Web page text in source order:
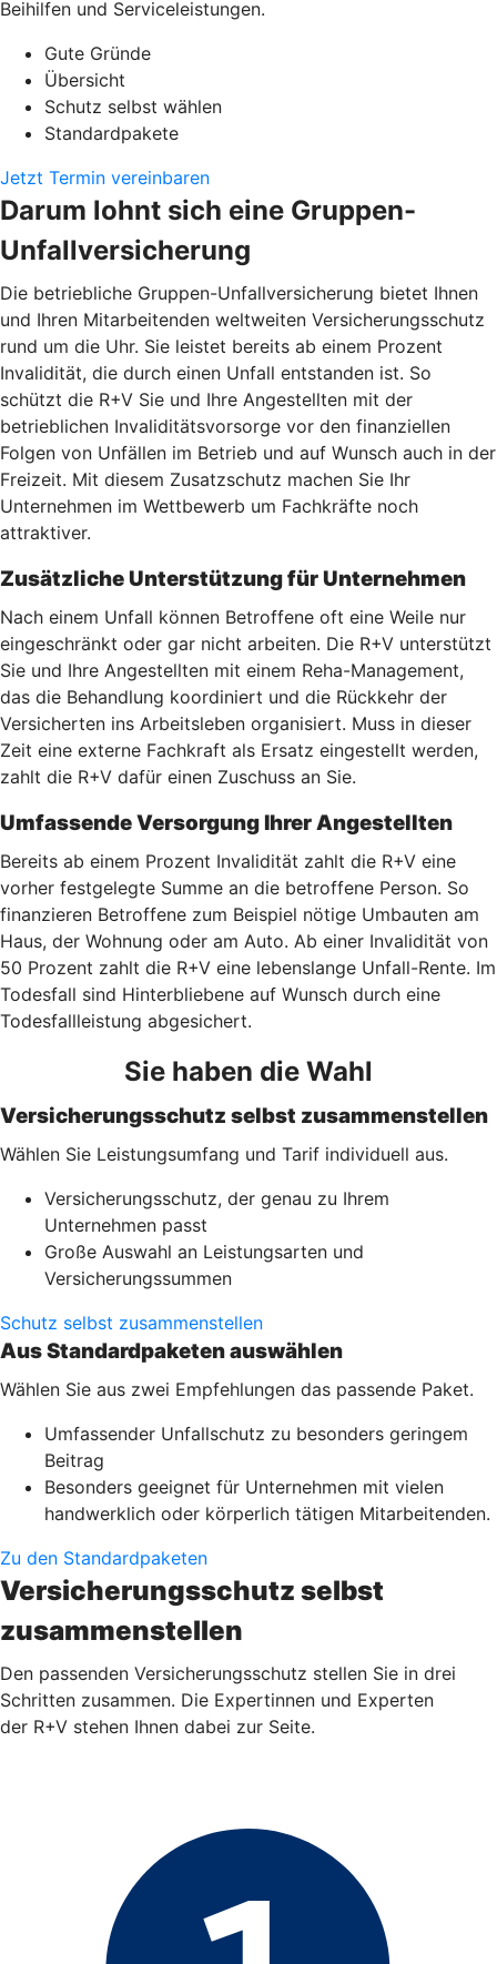
Beihilfen und Serviceleistungen.
Gute Gründe
Übersicht
Schutz selbst wählen
Standardpakete
Jetzt Termin vereinbaren
Darum lohnt sich eine Gruppen-
Unfallversicherung
Die betriebliche Gruppen-Unfallversicherung bietet Ihnen
und Ihren Mitarbeitenden weltweiten Versicherungsschutz
rund um die Uhr. Sie leistet bereits ab einem Prozent
Invalidität, die durch einen Unfall entstanden ist. So
schützt die R+V Sie und Ihre Angestellten mit der
betrieblichen Invaliditätsvorsorge vor den finanziellen
Folgen von Unfällen im Betrieb und auf Wunsch auch in der
Freizeit. Mit diesem Zusatzschutz machen Sie Ihr
Unternehmen im Wettbewerb um Fachkräfte noch
attraktiver.
Zusätzliche Unterstützung für Unternehmen
Nach einem Unfall können Betroffene oft eine Weile nur
eingeschränkt oder gar nicht arbeiten. Die R+V unterstützt
Sie und Ihre Angestellten mit einem Reha-Management,
das die Behandlung koordiniert und die Rückkehr der
Versicherten ins Arbeitsleben organisiert. Muss in dieser
Zeit eine externe Fachkraft als Ersatz eingestellt werden,
zahlt die R+V dafür einen Zuschuss an Sie.
Umfassende Versorgung Ihrer Angestellten
Bereits ab einem Prozent Invalidität zahlt die R+V eine
vorher festgelegte Summe an die betroffene Person. So
finanzieren Betroffene zum Beispiel nötige Umbauten am
Haus, der Wohnung oder am Auto. Ab einer Invalidität von
50 Prozent zahlt die R+V eine lebenslange Unfall-Rente. Im
Todesfall sind Hinterbliebene auf Wunsch durch eine
Todesfallleistung abgesichert.
Sie haben die Wahl
Versicherungsschutz selbst zusammenstellen
Wählen Sie Leistungsumfang und Tarif individuell aus.
Versicherungsschutz, der genau zu Ihrem
Unternehmen passt
Große Auswahl an Leistungsarten und
Versicherungssummen
Schutz selbst zusammenstellen
Aus Standardpaketen auswählen
Wählen Sie aus zwei Empfehlungen das passende Paket.
Umfassender Unfallschutz zu besonders geringem
Beitrag
Besonders geeignet für Unternehmen mit vielen
handwerklich oder körperlich tätigen Mitarbeitenden.
Zu den Standardpaketen
Versicherungsschutz selbst
zusammenstellen
Den passenden Versicherungsschutz stellen Sie in drei
Schritten zusammen. Die Expertinnen und Experten
der R+V stehen Ihnen dabei zur Seite.